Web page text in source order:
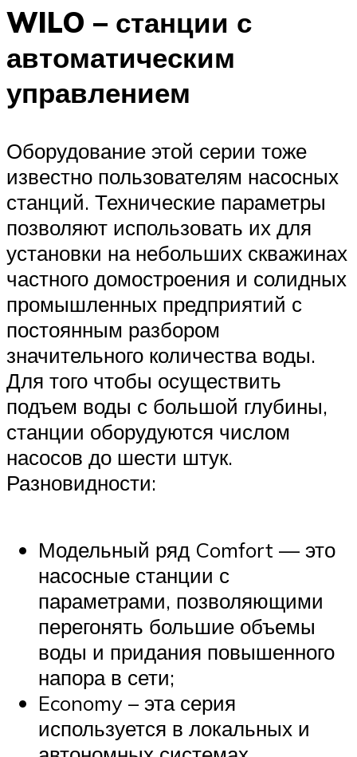
WILO – станции с
автоматическим
управлением
Оборудование этой серии тоже
известно пользователям насосных
станций. Технические параметры
позволяют использовать их для
установки на небольших скважинах
частного домостроения и солидных
промышленных предприятий с
постоянным разбором
значительного количества воды.
Для того чтобы осуществить
подъем воды с большой глубины,
станции оборудуются числом
насосов до шести штук.
Разновидности:
Модельный ряд Comfort — это
насосные станции с
параметрами, позволяющими
перегонять большие объемы
воды и придания повышенного
напора в сети;
Economy – эта серия
используется в локальных и